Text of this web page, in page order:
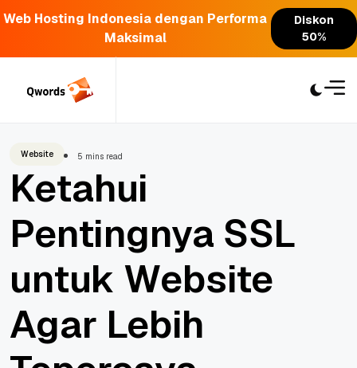
Web Hosting Indonesia dengan Performa
Maksimal
Diskon
50%
Website 5 mins read
Ketahui
Pentingnya SSL
untuk Website
Agar Lebih